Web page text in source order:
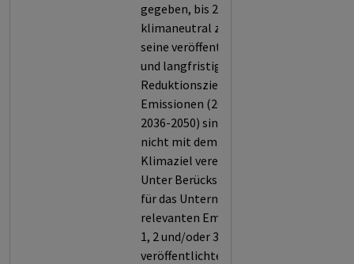
gegeben, bis 2050
klimaneutral zu sein. Aber
seine veröffentlichten mittel-
und langfristigen
Reduktionszielen für seine
Emissionen (2029-2035 bzw.
2036-2050) sind trotzdem
nicht mit dem Pariser
Klimaziel vereinbar.
Unter Berücksichtigung der
für das Unternehmen
relevanten Emissionen (Scope
1, 2 und/oder 3) hat die TPI die
veröffentlichten Pläne des